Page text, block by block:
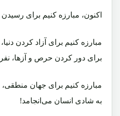
اكنون، مبارزه كنيم برای
مبارزه كنيم برای آزاد كردن
برای دور كردن حرص و آزها،
مبارزه كنيم برای جهان
به شادی انسان می‌انجامد!